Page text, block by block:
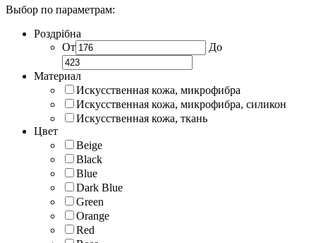
Выбор по параметрам:
Роздрібна
От
До
Материал
Искусственная кожа, микрофибра
Искусственная кожа, микрофибра, силикон
Искусственная кожа, ткань
Цвет
Beige
Black
Blue
Dark Blue
Green
Orange
Red